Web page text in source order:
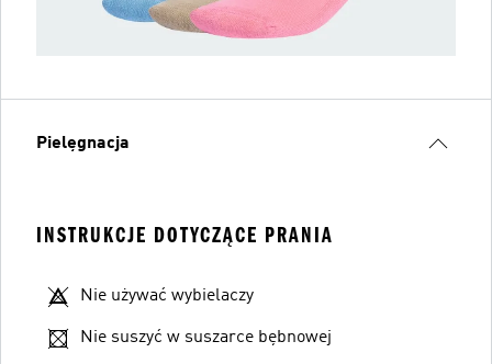
Pielęgnacja
INSTRUKCJE DOTYCZĄCE PRANIA
Nie używać wybielaczy
Nie suszyć w suszarce bębnowej